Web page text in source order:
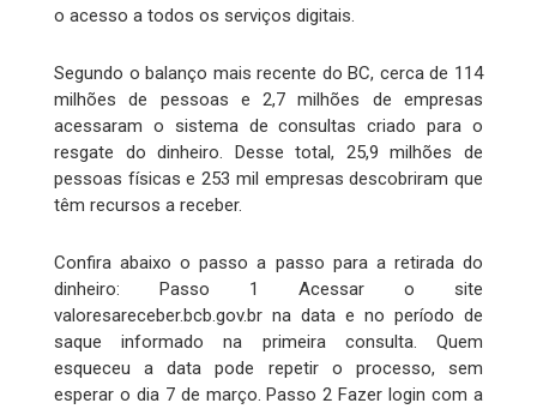
o acesso a todos os serviços digitais.
Segundo o balanço mais recente do BC, cerca de 114
milhões de pessoas e 2,7 milhões de empresas
acessaram o sistema de consultas criado para o
resgate do dinheiro. Desse total, 25,9 milhões de
pessoas físicas e 253 mil empresas descobriram que
têm recursos a receber.
Confira abaixo o passo a passo para a retirada do
dinheiro: Passo 1 Acessar o site
valoresareceber.bcb.gov.br na data e no período de
saque informado na primeira consulta. Quem
esqueceu a data pode repetir o processo, sem
esperar o dia 7 de março. Passo 2 Fazer login com a